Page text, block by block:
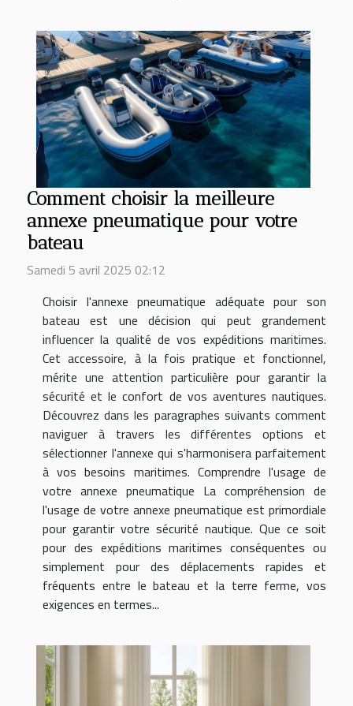
Comment choisir la meilleure
annexe pneumatique pour votre
bateau
Samedi 5 avril 2025 02:12
Choisir l'annexe pneumatique adéquate pour son
bateau est une décision qui peut grandement
influencer la qualité de vos expéditions maritimes.
Cet accessoire, à la fois pratique et fonctionnel,
mérite une attention particulière pour garantir la
sécurité et le confort de vos aventures nautiques.
Découvrez dans les paragraphes suivants comment
naviguer à travers les différentes options et
sélectionner l'annexe qui s'harmonisera parfaitement
à vos besoins maritimes. Comprendre l'usage de
votre annexe pneumatique La compréhension de
l'usage de votre annexe pneumatique est primordiale
pour garantir votre sécurité nautique. Que ce soit
pour des expéditions maritimes conséquentes ou
simplement pour des déplacements rapides et
fréquents entre le bateau et la terre ferme, vos
exigences en termes...